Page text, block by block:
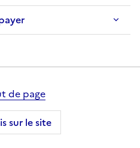
de page
sur le site